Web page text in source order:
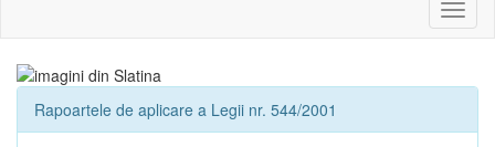
sau
Rapoartele de aplicare a Legii nr. 544/2001